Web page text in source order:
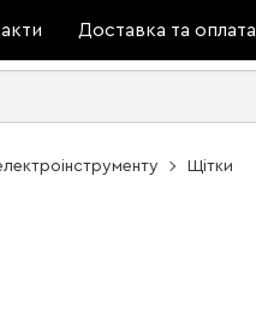
Доставка та оплата
Щітки